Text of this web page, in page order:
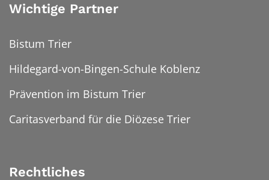
Wichtige Partner
Bistum Trier
Hildegard-von-Bingen-Schule Koblenz
Prävention im Bistum Trier
Caritasverband für die Diözese Trier
Rechtliches